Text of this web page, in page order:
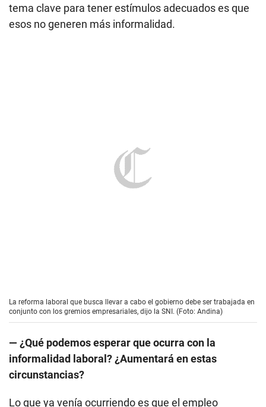
tema clave para tener estímulos adecuados es que
esos no generen más informalidad.
Lo que ya venía ocurriendo es que el empleo
informal estaba creciendo más rápido que el empleo
formal. Tienes a un sector asalariado en el que
muchos han perdido el empleo, y la mayoría de ellos
que la respuesta va a ser aumento del desempleo y